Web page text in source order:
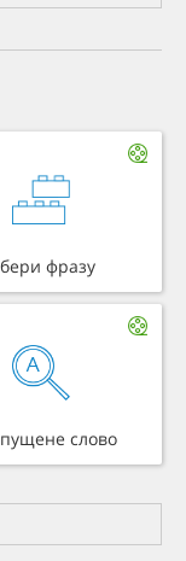
фразу
слово